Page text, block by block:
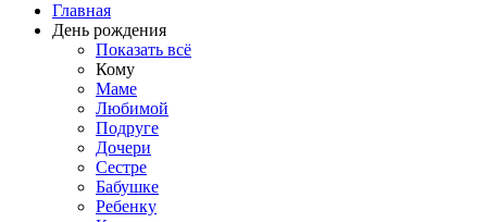
Главная
День рождения
Показать всё
Кому
Маме
Любимой
Подруге
Дочери
Сестре
Бабушке
Ребенку